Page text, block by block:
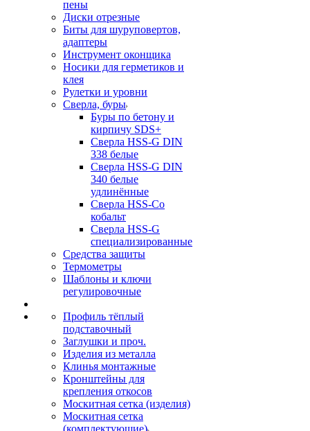
пены
Диски отрезные
Биты для шуруповертов,
адаптеры
Инструмент оконщика
Носики для герметиков и
клея
Рулетки и уровни
Сверла, буры
Буры по бетону и
кирпичу SDS+
Сверла HSS-G DIN
338 белые
Сверла HSS-G DIN
340 белые
удлинённые
Сверла HSS-Co
кобальт
Сверла HSS-G
специализированные
Средства защиты
Термометры
Шаблоны и ключи
регулировочные
Профиль тёплый
подставочный
Заглушки и проч.
Изделия из металла
Клинья монтажные
Кронштейны для
крепления откосов
Москитная сетка (изделия)
Москитная сетка
(комплектующие)